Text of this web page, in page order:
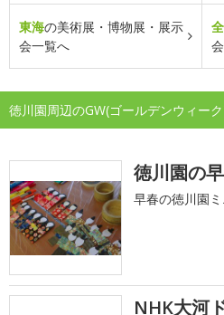
東海の美術展・博物展・展示
会一覧へ
徳川園周辺のGW(ゴールデンウィー
徳川園の
早春の徳川園
NHK大河